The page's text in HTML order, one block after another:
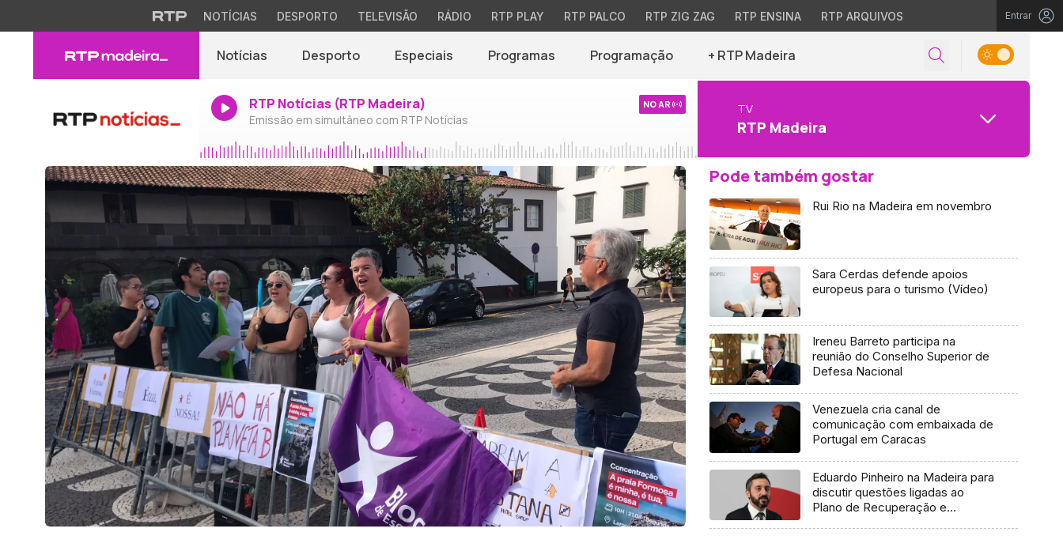
NOTÍCIAS DESPORTO TELEVISÃO RÁDIO RTP PLAY RTP PALCO RTP ZIG ZAG RTP ENSINA RTP ARQUIVOS Entrar
Notícias Desporto Especiais Programas Programação + RTP Madeira
RTP Notícias (RTP Madeira)
Emissão em simultâneo com RTP Notícias
NO AR TV
RTP Madeira
Pode também gostar
Rui Rio na Madeira em novembro
Sara Cerdas defende apoios
europeus para o turismo (Vídeo)
Ireneu Barreto participa na
reunião do Conselho Superior de
Defesa Nacional
Venezuela cria canal de
comunicação com embaixada de
Portugal em Caracas
Eduardo Pinheiro na Madeira para
discutir questões ligadas ao
Plano de Recuperação e